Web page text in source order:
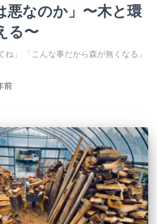
悪なのか」〜木と環
る〜
ね」 「こんな事だから森が無くなる」
前